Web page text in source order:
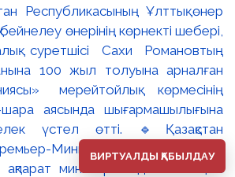
Республикасының Ұлттық өнер
өнерінің көрнекті шебері,
суретшісі Сахи Романовтың
100 жыл толуына арналған
мерейтойлық көрмесінің
аясында шығармашылығына
үстел өтті. 🔹Қазақстан
Министрінің орынбасары –
министрі Аида Ғалымқызы
ВИРТУАЛДЫ ҚАБЫЛДАУ